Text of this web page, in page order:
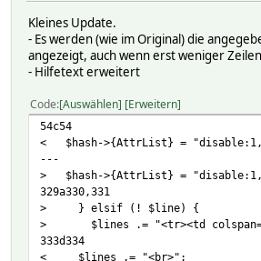
< my $msg = "$tm$spacing--
---
> my $msg = "<tr><td>$tm</
659c661
< my $msg =
> my $msg = "<tr><td>$tm</
Kleines Update.
- Es werden (wie im Original) die
angezeigt, auch wenn erst weniger
- Hilfetext erweitert
Code Auswählen Erweitern
54c54
< $hash->{AttrList} =
---
> $hash->{AttrList} =
329a330,331
> } elsif (! $line) {
> $lines .= "<tr><td
333d334
< $lines .= "<br>";